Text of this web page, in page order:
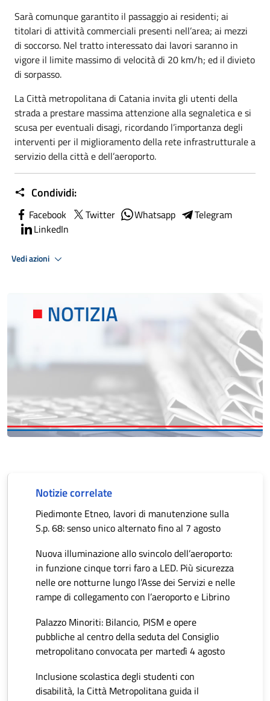
Sarà comunque garantito il passaggio ai residenti; ai
titolari di attività commerciali presenti nell’area; ai mezzi
di soccorso. Nel tratto interessato dai lavori saranno in
vigore il limite massimo di velocità di 20 km/h; ed il divieto
di sorpasso.
La Città metropolitana di Catania invita gli utenti della
strada a prestare massima attenzione alla segnaletica e si
scusa per eventuali disagi, ricordando l’importanza degli
interventi per il miglioramento della rete infrastrutturale a
servizio della città e dell’aeroporto.
Condividi:
Facebook Twitter Whatsapp
Telegram
LinkedIn
Vedi azioni
Notizie correlate
Piedimonte Etneo, lavori di manutenzione sulla
S.p. 68: senso unico alternato fino al 7 agosto
Nuova illuminazione allo svincolo dell’aeroporto:
in funzione cinque torri faro a LED. Più sicurezza
nelle ore notturne lungo l’Asse dei Servizi e nelle
rampe di collegamento con l’aeroporto e Librino
Palazzo Minoriti: Bilancio, PISM e opere
pubbliche al centro della seduta del Consiglio
metropolitano convocata per martedì 4 agosto
Inclusione scolastica degli studenti con
disabilità, la Città Metropolitana guida il